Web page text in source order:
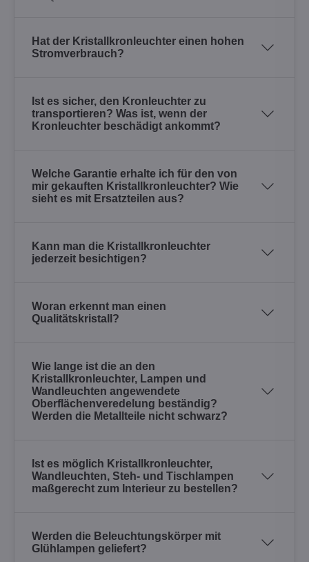
Hat der Kristallkronleuchter einen hohen
Stromverbrauch?
Ist es sicher, den Kronleuchter zu
transportieren? Was ist, wenn der
Kronleuchter beschädigt ankommt?
Welche Garantie erhalte ich für den von
mir gekauften Kristallkronleuchter? Wie
sieht es mit Ersatzteilen aus?
Kann man die Kristallkronleuchter
jederzeit besichtigen?
Woran erkennt man einen
Qualitätskristall?
Wie lange ist die an den
Kristallkronleuchter, Lampen und
Wandleuchten angewendete
Oberflächenveredelung beständig?
Werden die Metallteile nicht schwarz?
Ist es möglich Kristallkronleuchter,
Wandleuchten, Steh- und Tischlampen
maßgerecht zum Interieur zu bestellen?
Werden die Beleuchtungskörper mit
Glühlampen geliefert?